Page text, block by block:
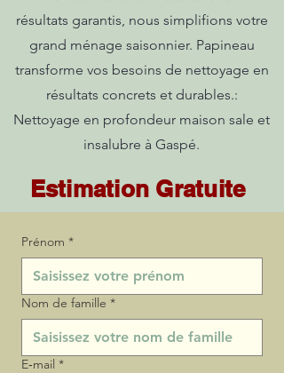
résultats garantis, nous simplifions votre
grand ménage saisonnier. Papineau
transforme vos besoins de nettoyage en
résultats concrets et durables.:
Nettoyage en profondeur maison sale et
insalubre à Gaspé.
Estimation Gratuite
Prénom *
Nom de famille *
E‑mail *